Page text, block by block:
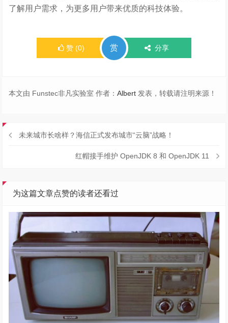
了解用户需求，为更多用户带来优质的科技体验。
赞 (0) 赏 分享
本文由 Funstec非凡实验室 作者：Albert 发表，转载请注明来源！
未来城市长啥样？海信正式发布城市“云脑”战略！
红帽接手维护 OpenJDK 8 和 OpenJDK 11
为这篇文章点赞的读者还看过